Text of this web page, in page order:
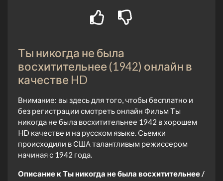
Ты никогда не была
восхитительнее (1942) онлайн в
качестве HD
Внимание: вы здесь для того, чтобы бесплатно и
без регистрации смотреть онлайн Фильм Ты
никогда не была восхитительнее 1942 в хорошем
HD качестве и на русском языке. Сьемки
происходили в США талантливым режиссером
начиная с 1942 года.
Описание к Ты никогда не была восхитительнее /